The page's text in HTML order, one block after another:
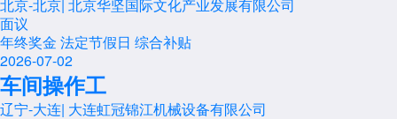
北京-北京| 北京华坚国际文化产业发展有限公司
面议
年终奖金 法定节假日 综合补贴
2026-07-02
车间操作工
辽宁-大连| 大连虹冠锦江机械设备有限公司